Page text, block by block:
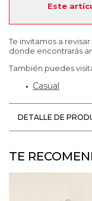
Este
Te invitamos a
donde encontrarás
También puedes
Casual
DETALLE DE
TE